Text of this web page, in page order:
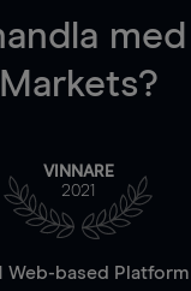
Markets?
VINNARE
2021
Web-based Platform